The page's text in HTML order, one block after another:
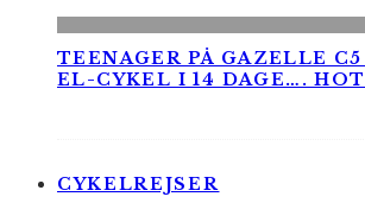
TEENAGER PÅ GAZELLE
EL-CYKEL I 14 DAGE….
CYKELREJSER